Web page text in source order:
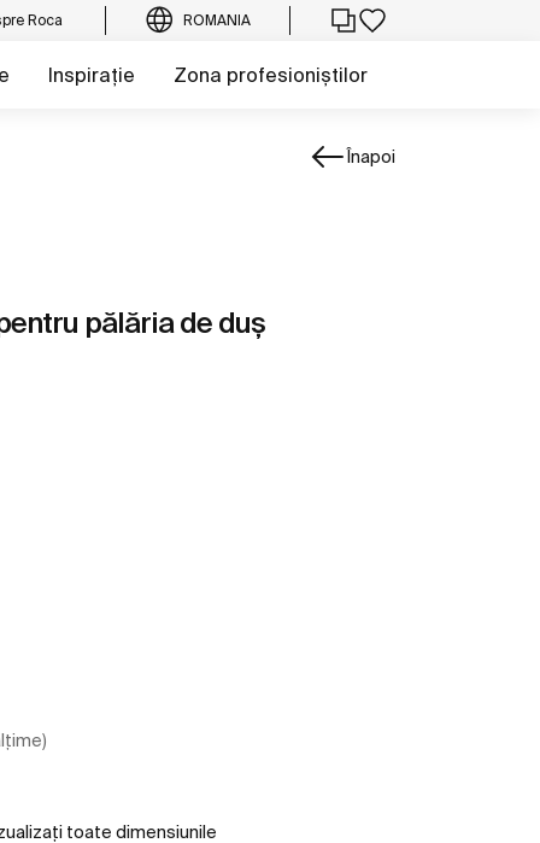
Roca ROMANIA
Inspirație Zona profesioniștilor
Înapoi
pălăria de duș
toate dimensiunile